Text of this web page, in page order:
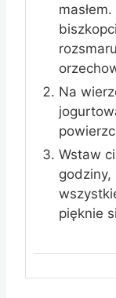
Na
Wstaw
godziny,
pięknie